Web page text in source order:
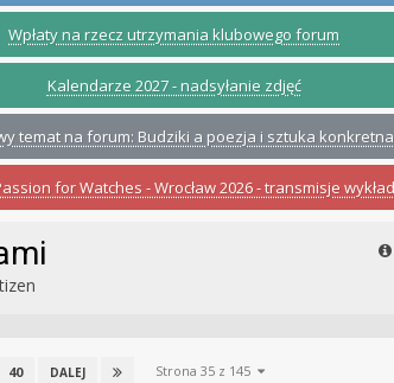
Wpłaty na rzecz utrzymania klubowego forum
Kalendarze 2027 - nadsyłanie zdjęć
temat na forum: Budziki a poezja i sztuka konkretna
for Watches - Wrocław 2026 - transmisje
40 DALEJ Strona 35 z 145